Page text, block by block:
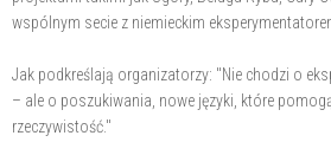
wspólnym secie z niemieckim
Jak podkreślają organizatorzy: "Nie chodzi o
– ale o poszukiwania, nowe języki, które
rzeczywistość."